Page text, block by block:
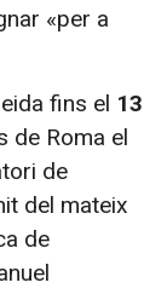
«per a
fins el 13
de Roma el
de
del mateix
de